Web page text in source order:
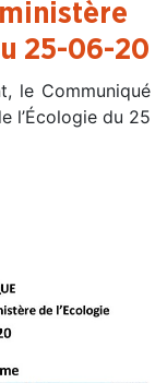
25-06-20
le Communiqué
l’Écologie du 25